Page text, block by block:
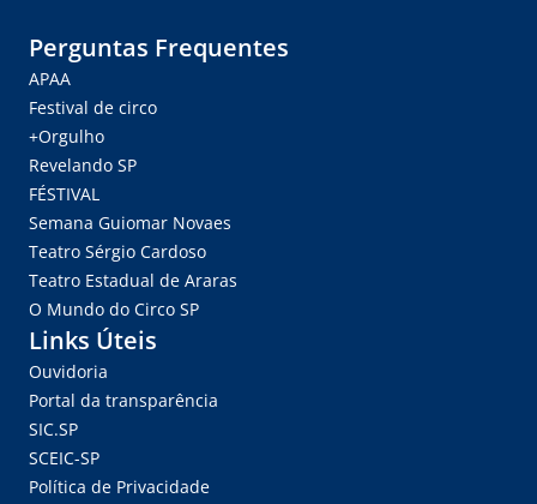
Perguntas Frequentes
APAA
Festival de circo
+Orgulho
Revelando SP
FÉSTIVAL
Semana Guiomar Novaes
Teatro Sérgio Cardoso
Teatro Estadual de Araras
O Mundo do Circo SP
Links Úteis
Ouvidoria
Portal da transparência
SIC.SP
SCEIC-SP
Política de Privacidade